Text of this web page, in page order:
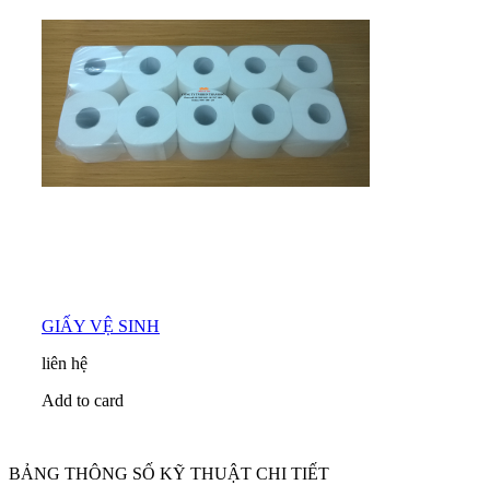
GIẤY VỆ SINH
liên hệ
Add to card
BẢNG THÔNG SỐ KỸ THUẬT CHI TIẾT